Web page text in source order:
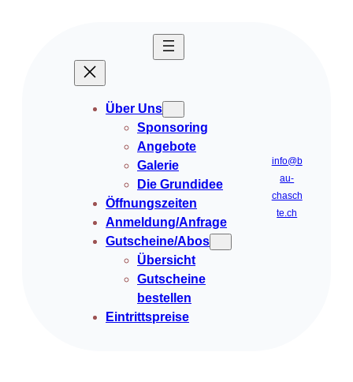
Über Uns
Sponsoring
Angebote
Galerie
Die Grundidee
Öffnungszeiten
Anmeldung/Anfrage
Gutscheine/Abos
Übersicht
Gutscheine
bestellen
Eintrittspreise
info@b
au-
chasch
te.ch